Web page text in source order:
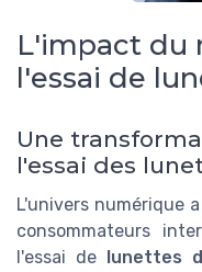
L'impact du
l'essai de
Une
l'essai des
L'univers numérique
consommateurs
l'essai de lunettes